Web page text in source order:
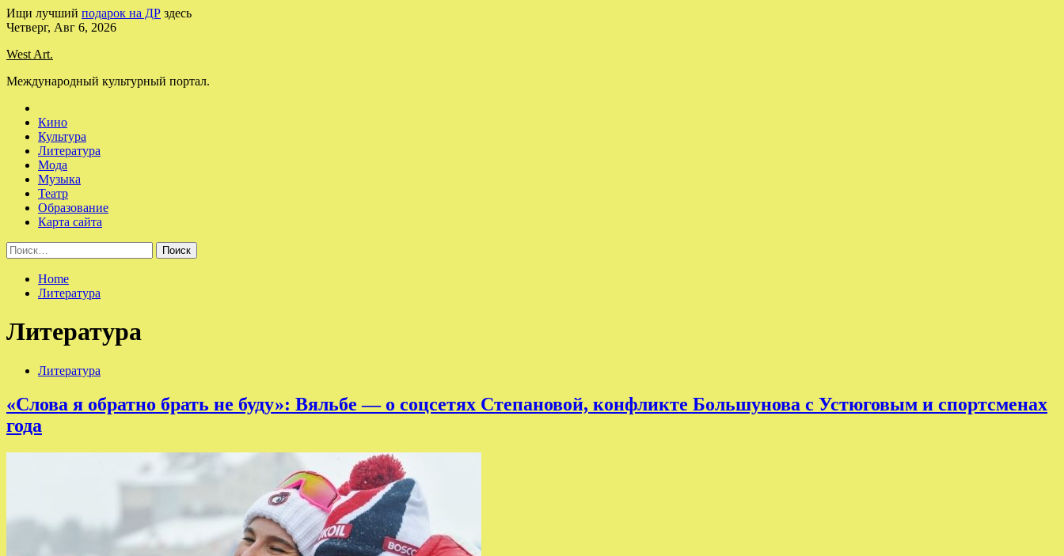
Ищи лучший подарок на ДР здесь
Skip
content
Четверг, Авг 6, 2026
West Art.
Международный культурный портал.
Кино
Культура
Литература
Мода
Музыка
Театр
Образование
Карта сайта
Найти:
Home
Литература
Литература
Литература
«Слова я обратно брать не буду»: Вяльбе — о соцсетях Степановой, конфликте Большунова с Устюговым и спортсменах
года